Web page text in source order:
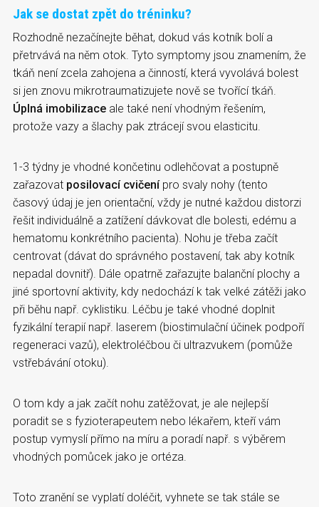
Jak se dostat zpět do tréninku?
Rozhodně nezačínejte běhat, dokud vás kotník bolí a
přetrvává na něm otok. Tyto symptomy jsou znamením, že
tkáň není zcela zahojena a činností, která vyvolává bolest
si jen znovu mikrotraumatizujete nově se tvořící tkáň.
Úplná imobilizace ale také není vhodným řešením,
protože vazy a šlachy pak ztrácejí svou elasticitu.
1-3 týdny je vhodné končetinu odlehčovat a postupně
zařazovat posilovací cvičenípro svaly nohy (tento
časový údaj je jen orientační, vždy je nutné každou distorzi
řešit individuálně a zatížení dávkovat dle bolesti, edému a
hematomu konkrétního pacienta). Nohu je třeba začít
centrovat (dávat do správného postavení, tak aby kotník
nepadal dovnitř). Dále opatrně zařazujte balanční plochy a
jiné sportovní aktivity, kdy nedochází k tak velké zátěži jako
při běhu např. cyklistiku. Léčbu je také vhodné doplnit
fyzikální terapií např. laserem (biostimulační účinek podpoří
regeneraci vazů), elektroléčbou či ultrazvukem (pomůže
vstřebávání otoku).
O tom kdy a jak začít nohu zatěžovat, je ale nejlepší
poradit se s fyzioterapeutem nebo lékařem, kteří vám
postup vymyslí přímo na míru a poradí např. s výběrem
vhodných pomůcek jako je ortéza.
Toto zranění se vyplatí doléčit, vyhnete se tak stále se